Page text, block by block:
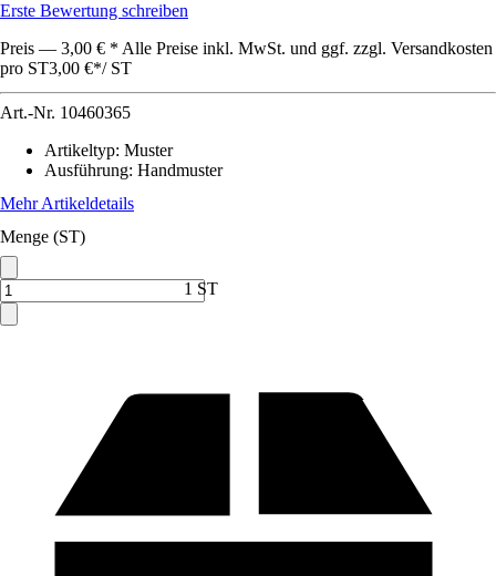
Erste Bewertung schreiben
Preis — 3,00 € * Alle Preise inkl. MwSt. und ggf. zzgl. Versandkosten
pro ST3,00 €*/ ST
Art.-Nr. 10460365
Artikeltyp: Muster
Ausführung: Handmuster
Mehr Artikeldetails
Menge (ST)
1 ST